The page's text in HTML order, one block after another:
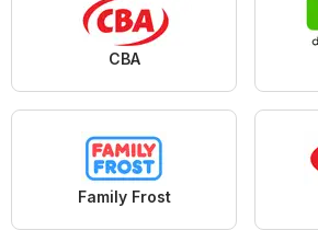
CBA
Family Frost